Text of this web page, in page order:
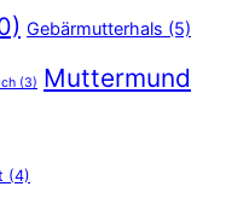
Gebärmutterhals (5)
(3) Muttermund
(4)